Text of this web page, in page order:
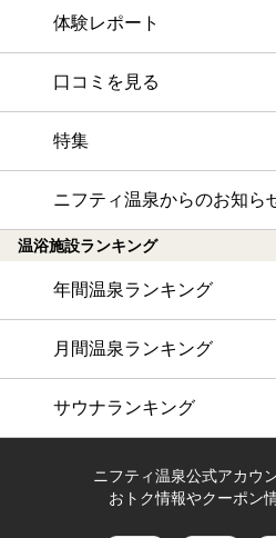
体験レポート
口コミを見る
特集
ニフティ温泉からのお知ら
温浴施設ランキング
年間温泉ランキング
月間温泉ランキング
サウナランキング
ニフティ温泉公式アカウ
おトク情報やクーポン